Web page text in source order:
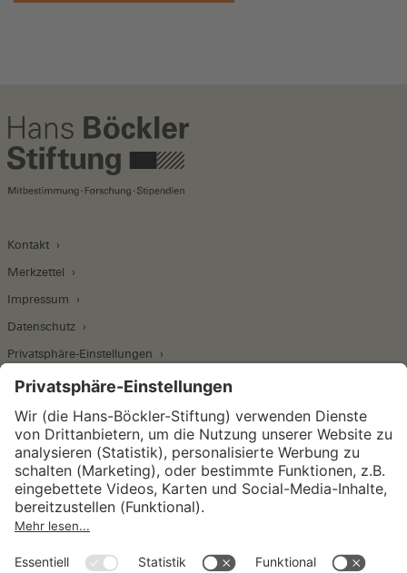
Kontakt
Merkzettel
Impressum
Datenschutz
Privatsphäre-Einstellungen
Wirtschafts- und Sozialwissenschaftliches Institut
Institut für Makroökonomie und
Konjunkturforschung